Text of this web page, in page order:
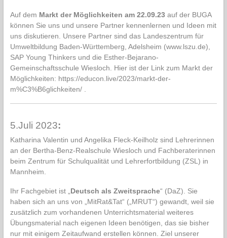
Auf dem Markt der Möglichkeiten am 22.09.23auf der BUGA
können Sie uns und unsere Partner kennenlernen und Ideen mit
uns diskutieren. Unsere Partner sind das Landeszentrum für
Umweltbildung Baden-Württemberg, Adelsheim (www.lszu.de),
SAP Young Thinkers und die Esther-Bejarano-
Gemeinschaftsschule Wiesloch. Hier ist der Link zum Markt der
Möglichkeiten: https://educon.live/2023/markt-der-
m%C3%B6glichkeiten/.
5.Juli 2023:
Katharina Valentin und Angelika Fleck-Keilholz sind Lehrerinnen
an der Bertha-Benz-Realschule Wiesloch und Fachberaterinnen
beim Zentrum für Schulqualität und Lehrerfortbildung (ZSL) in
Mannheim.
Ihr Fachgebiet ist „ Deutsch als Zweitsprache“ (DaZ). Sie
haben sich an uns von „MitRat&Tat“ („MRUT“) gewandt, weil sie
zusätzlich zum vorhandenen Unterrichtsmaterial weiteres
Übungsmaterial nach eigenen Ideen benötigen, das sie bisher
nur mit einigem Zeitaufwand erstellen können. Ziel unserer